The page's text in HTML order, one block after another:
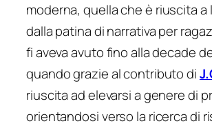
moderna, quella che è riuscita a
dalla patina di narrativa per
fi aveva avuto fino alla decade
quando grazie al contributo di
riuscita ad elevarsi a genere di
orientandosi verso la ricerca di